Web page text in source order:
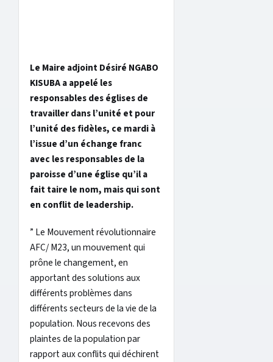
Le Maire adjoint Désiré NGABO
KISUBA a appelé les
responsables des églises de
travailler dans l’unité et pour
l’unité des fidèles, ce mardi à
l’issue d’un échange franc
avec les responsables de la
paroisse d’une église qu’il a
fait taire le nom, mais qui sont
en conflit de leadership.
” Le Mouvement révolutionnaire
AFC/ M23, un mouvement qui
prône le changement, en
apportant des solutions aux
différents problèmes dans
différents secteurs de la vie de la
population. Nous recevons des
plaintes de la population par
rapport aux conflits qui déchirent